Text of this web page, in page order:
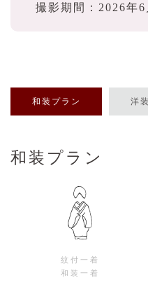
撮影期間：2026年
和装プラン 洋
和装プラン
紋付一着
和装一着